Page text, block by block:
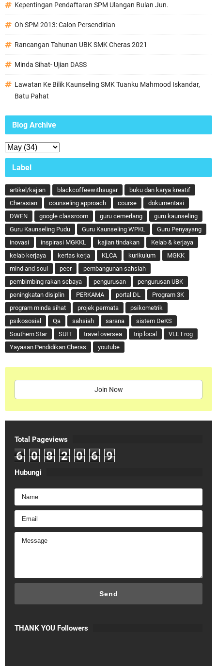
Kepentingan Pendaftaran SPM Ulangan Bulan Jun.
Oh SPM 2013: Calon Persendirian
Rancangan Tahunan UBK SMK Cheras 2021
Minda Sihat- Ujian DASS
Lawatan Ke Bilik Kaunseling SMK Tuanku Mahmood Iskandar,
Batu Pahat
Blog Archive
Label
artikel/kajian blackcoffeewithsugar
buku dan karya kreatif
Cherasian
counseling approach course
dokumentasi
DWEN
google classroom guru cemerlang
guru kaunseling
Guru Kaunseling Pudu
Guru Kaunseling WPKL
Guru Penyayang
inovasi
inspirasi MGKKL kajian tindakan
Kelab & kerjaya
kelab kerjaya
kertas kerja KLCA kurikulum
MGKK
mind and soul
peer
pembangunan sahsiah
pembimbing rakan sebaya
pengurusan
pengurusan UBK
peningkatan disiplin
PERKAMA portal DL
Program 3K
program minda sihat
projek permata
psikometrik
psikososial
Qa sahsiah sarana
sistem DeKS
Southern Star
SUIT travel oversea trip local
VLE Frog
Yayasan Pendidikan Cheras
youtube
Join Now
Total Pageviews
6 0 8 2 0 6 9
Hubungi
THANK YOU Followers